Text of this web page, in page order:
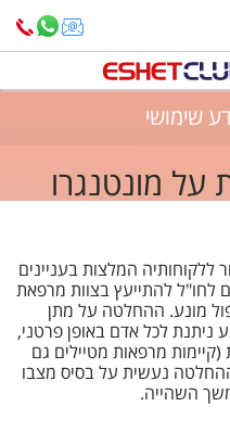
שימושי
מונטנגרו
המלצות בעניינים
לחו"ל להתייעץ בצוות מרפאת
מונע. ההחלטה על מתן
ניתנת לכל אדם באופן פרטני,
מרפאות מטיילים גם
נעשית על בסיס מצבו
השהייה.